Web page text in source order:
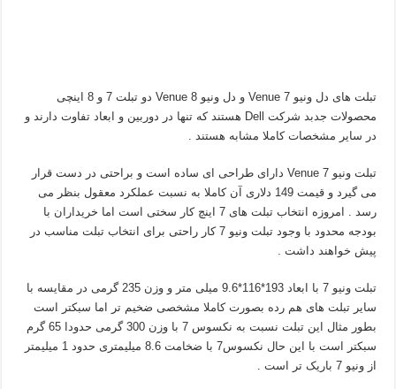
تبلت های دل ونیو 7 Venue و دل ونیو 8 Venue دو تبلت 7 و 8 اینچی
محصولات جدبد شرکت Dell هستند که تنها در دوربین و ابعاد تفاوت دارند و
در سایر مشخصات کاملا مشابه هستند .
تبلت ونیو 7 Venue دارای طراحی ای ساده است و براحتی در دست قرار
می گیرد و قیمت 149 دلاری آن کاملا به نسبت عملکرد معقول بنظر می
رسد . امروزه انتخاب تبلت های 7 اینچ کار سختی است اما خریداران با
بودجه محدود با وجود تبلت ونیو 7 کار راحتی برای انتخاب تبلت مناسب در
پیش خواهند داشت .
تبلت ونیو 7 با ابعاد 193*116*9.6 میلی متر و وزن 235 گرمی در مقایسه با
سایر تبلت های هم رده بصورت کاملا مشخصی ضخیم تر اما سبکتر است
بطور مثال این تبلت نسبت به نکسوس 7 با وزن 300 گرمی حدودا 65 گرم
سبکتر است با این حال نکسوس7 با ضخامت 8.6 میلیمتری حدود 1 میلیمتر
از ونیو 7 باریک تر است .